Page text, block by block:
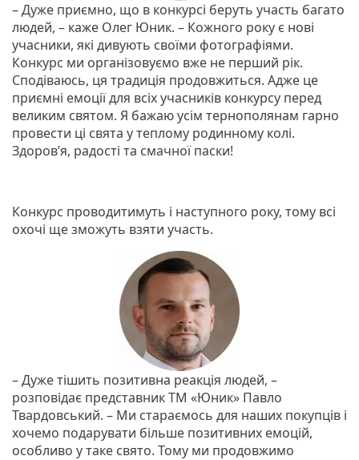
– Дуже приємно, що в конкурсі беруть участь багато
людей, – каже Олег Юник. – Кожного року є нові
учасники, які дивують своїми фотографіями.
Конкурс ми організовуємо вже не перший рік.
Сподіваюсь, ця традиція продовжиться. Адже це
приємні емоції для всіх учасників конкурсу перед
великим святом. Я бажаю усім тернополянам гарно
провести ці свята у теплому родинному колі.
Здоров’я, радості та смачної паски!
Конкурс проводитимуть і наступного року, тому всі
охочі ще зможуть взяти участь.
– Дуже тішить позитивна реакція людей, –
розповідає представник ТМ «Юник» Павло
Твардовський. – Ми стараємось для наших покупців і
хочемо подарувати більше позитивних емоцій,
особливо у таке свято. Тому ми продовжимо